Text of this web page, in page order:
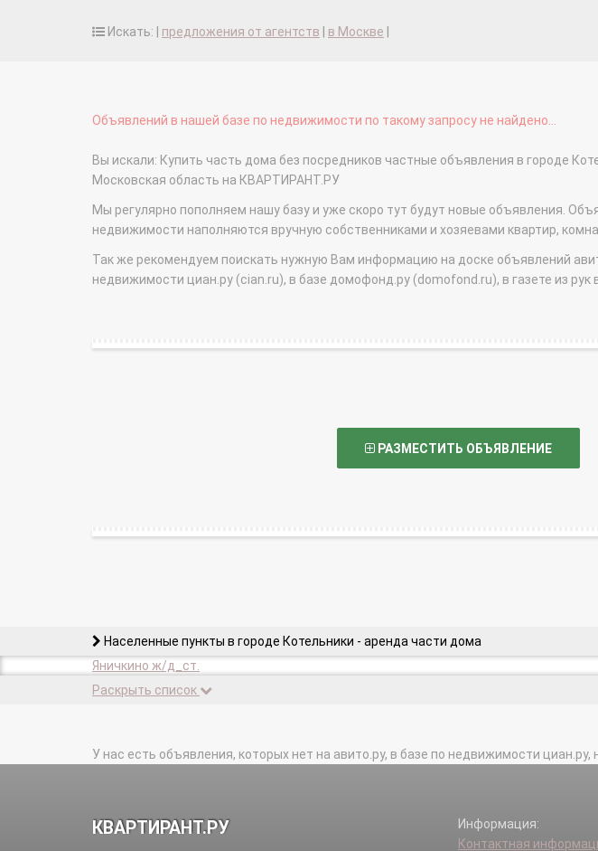
Искать: | предложения от агентств в Москве
Объявлений в нашей базе по недвижимости по такому запросу не найдено...
Вы искали: Купить часть дома без посредников частные объявления в городе
Московская область на КВАРТИРАНТ.РУ
Мы регулярно пополняем нашу базу и уже скоро тут будут новые объявления.
недвижимости наполняются вручную собственниками и хозяевами квартир,
Так же рекомендуем поискать нужную Вам информацию на доске объявлений
недвижимости циан.ру (cian.ru), в базе домофонд.ру (domofond.ru), в газете из рук в
РАЗМЕСТИТЬ ОБЪЯВЛЕНИЕ
Населенные пункты в городе Котельники - аренда части дома
Яничкино ж/д_ст.
Раскрыть список
У нас есть объявления, которых нет на авито.ру, в базе по недвижимости
КВАРТИРАНТ.РУ
Информация:
Контактная